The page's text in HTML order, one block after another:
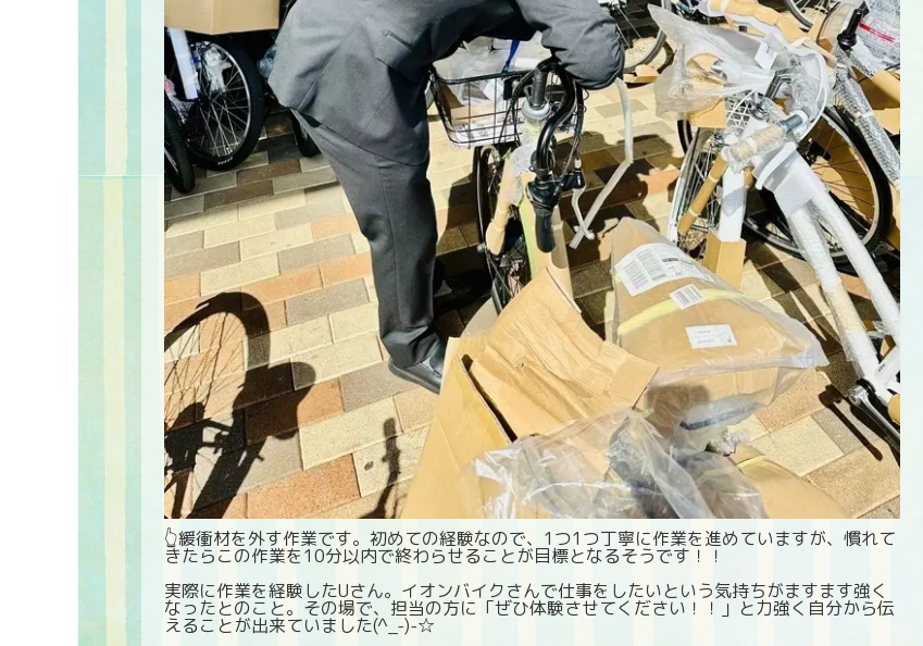
👆緩衝材を外す作業です。初めての経験なので、1つ1つ丁寧に作業を進めていますが、慣れて
きたらこの作業を10分以内で終わらせることが目標となるそうです！！
実際に作業を経験したUさん。イオンバイクさんで仕事をしたいという気持ちがますます強く
なったとのこと。その場で、担当の方に「ぜひ体験させてください！！」と力強く自分から伝
えることが出来ていました(^_-)-☆